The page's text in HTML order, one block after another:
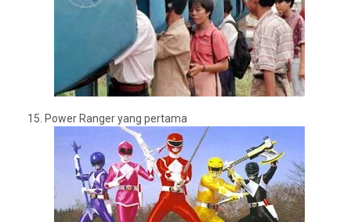
15. Power Ranger yang pertama